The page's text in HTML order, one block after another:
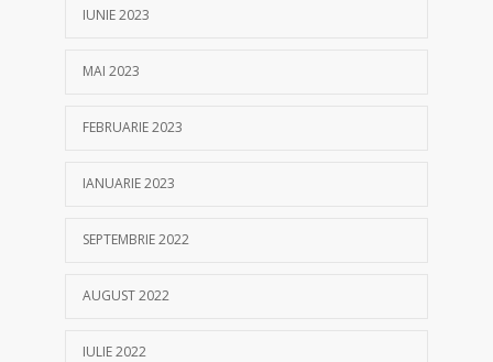
IUNIE 2023
MAI 2023
FEBRUARIE 2023
IANUARIE 2023
SEPTEMBRIE 2022
AUGUST 2022
IULIE 2022